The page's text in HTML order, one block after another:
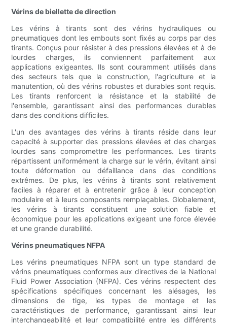
Vérins de biellette de direction
Les vérins à tirants sont des vérins hydrauliques ou
pneumatiques dont les embouts sont fixés au corps par des
tirants. Conçus pour résister à des pressions élevées et à de
lourdes charges, ils conviennent parfaitement aux
applications exigeantes. Ils sont couramment utilisés dans
des secteurs tels que la construction, l'agriculture et la
manutention, où des vérins robustes et durables sont requis.
Les tirants renforcent la résistance et la stabilité de
l'ensemble, garantissant ainsi des performances durables
dans des conditions difficiles.
L'un des avantages des vérins à tirants réside dans leur
capacité à supporter des pressions élevées et des charges
lourdes sans compromettre les performances. Les tirants
répartissent uniformément la charge sur le vérin, évitant ainsi
toute déformation ou défaillance dans des conditions
extrêmes. De plus, les vérins à tirants sont relativement
faciles à réparer et à entretenir grâce à leur conception
modulaire et à leurs composants remplaçables. Globalement,
les vérins à tirants constituent une solution fiable et
économique pour les applications exigeant une force élevée
et une grande durabilité.
Vérins pneumatiques NFPA
Les vérins pneumatiques NFPA sont un type standard de
vérins pneumatiques conformes aux directives de la National
Fluid Power Association (NFPA). Ces vérins respectent des
spécifications spécifiques concernant les alésages, les
dimensions de tige, les types de montage et les
caractéristiques de performance, garantissant ainsi leur
interchangeabilité et leur compatibilité entre les différents